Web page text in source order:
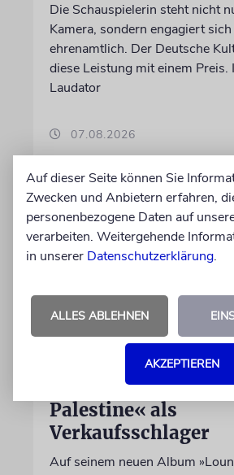
Die Schauspielerin steht nicht
Kamera, sondern engagiert
ehrenamtlich. Der Deutsche
diese Leistung mit einem Preis.
Laudator
07.08.2026
Rapper Pashanim:
Palestine« als
Verkaufsschlager
Auf seinem neuen Album
Auf dieser Seite können Sie
Zwecken und Anbietern erfahren,
personenbezogene Daten auf
verarbeiten. Weitergehende
in unserer Datenschutzerklärung.
ALLES ABLEHNEN
AKZEPTIEREN